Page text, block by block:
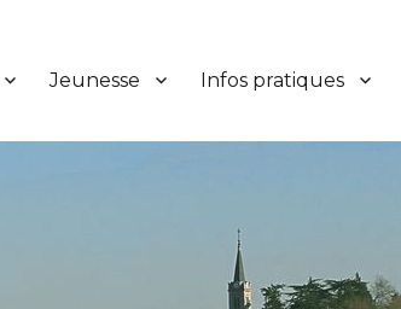
Jeunesse Infos pratiques